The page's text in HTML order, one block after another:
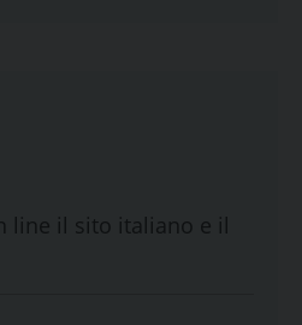
line il sito italiano e il